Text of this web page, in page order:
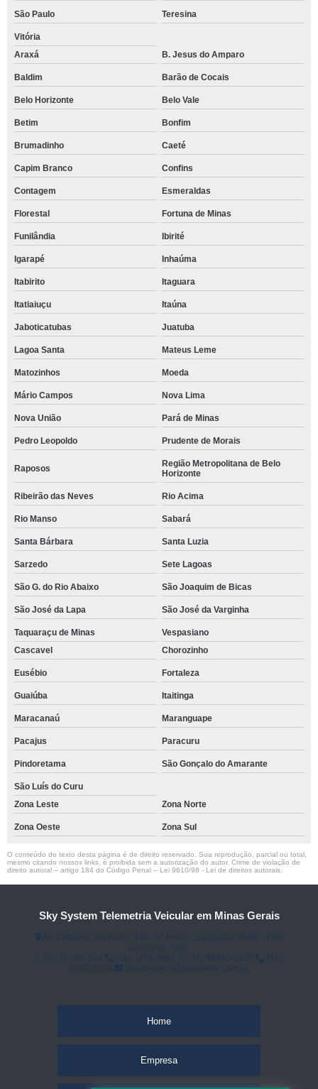
São Paulo Teresina
Vitória
Araxá
B. Jesus do Amparo
Baldim Barão de Cocais
Belo Horizonte Belo Vale
Betim Bonfim
Brumadinho Caeté
Capim Branco Confins
Contagem Esmeraldas
Florestal Fortuna de Minas
Funilândia Ibirité
Igarapé Inhaúma
Itabirito Itaguara
Itatiaiuçu Itaúna
Jaboticatubas Juatuba
Lagoa Santa Mateus Leme
Matozinhos Moeda
Mário Campos Nova Lima
Nova União Pará de Minas
Pedro Leopoldo Prudente de Morais
Raposos
Região Metropolitana de Belo
Horizonte
Ribeirão das Neves Rio Acima
Rio Manso Sabará
Santa Bárbara Santa Luzia
Sarzedo Sete Lagoas
São G. do Rio Abaixo São Joaquim de Bicas
São José da Lapa São José da Varginha
Taquaraçu de Minas
Vespasiano
Cascavel
Chorozinho
Eusébio Fortaleza
Guaiúba Itaitinga
Maracanaú Maranguape
Pacajus Paracuru
Pindoretama São Gonçalo do Amarante
São Luís do Curu
Zona Leste
Zona Norte
Zona Oeste Zona Sul
O conteúdo do texto desta página é de direito reservado. Sua reprodução, parcial ou total,
mesmo citando nossos links, é proibida sem a autorização do autor. Crime de violação de
direito autoral – artigo 184 do Código Penal – Lei 9610/98 - Lei de direitos autorais
Sky System Telemetria Veicular em Minas Gerais
Home
Empresa